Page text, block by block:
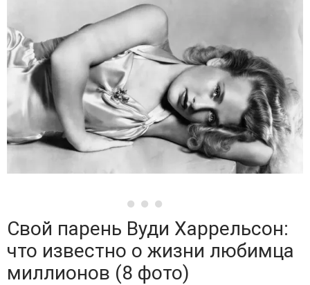
Свой парень Вуди Харрельсон:
что известно о жизни любимца
миллионов (8 фото)